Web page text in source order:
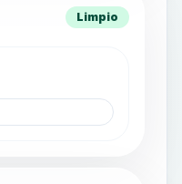
Limpio